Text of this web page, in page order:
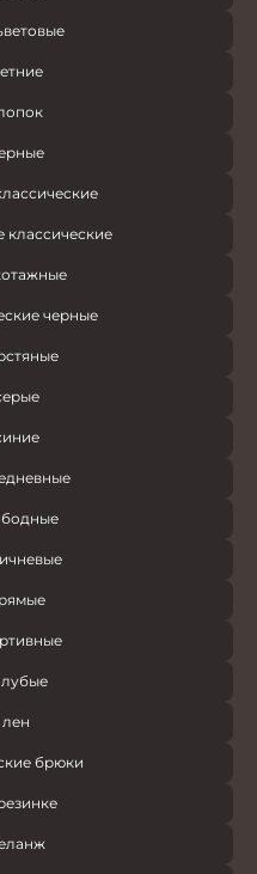
черные
брюки